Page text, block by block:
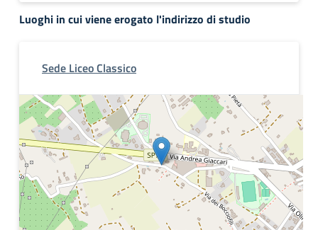
Luoghi in cui viene erogato l'indirizzo di studio
Sede Liceo Classico